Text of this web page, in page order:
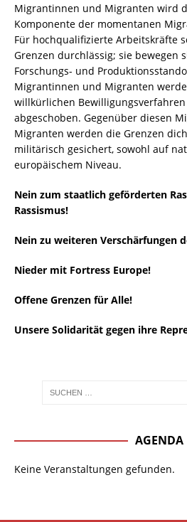
Migrantinnen und Migranten wird
Komponente der momentanen
Für hochqualifizierte Arbeitskräfte
Grenzen durchlässig; sie bewegen
Forschungs- und
Migrantinnen und Migranten
willkürlichen
abgeschoben. Gegenüber diesen
Migranten werden die Grenzen
militärisch gesichert, sowohl auf
europäischem Niveau.
Nein zum staatlich geförderten
Rassismus!
Nein zu weiteren Verschärfungen
Nieder mit Fortress Europe!
Offene Grenzen für Alle!
Unsere Solidarität gegen ihre
AGENDA
Keine Veranstaltungen gefunden.